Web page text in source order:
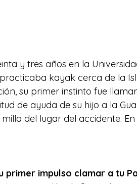
y tres años en la
kayak cerca de la
su primer instinto fue
de ayuda de su hijo a la
del lugar del accidente.
primer impulso clamar a tu